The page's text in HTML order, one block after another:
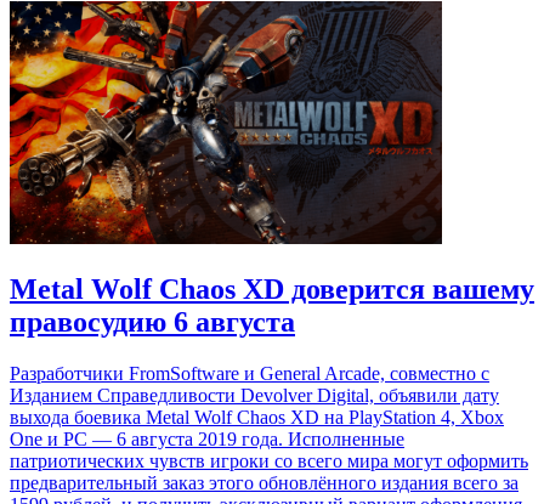
Metal Wolf Chaos XD доверится вашему
правосудию 6 августа
Разработчики FromSoftware и General Arcade, совместно с
Изданием Справедливости Devolver Digital, объявили дату
выхода боевика Metal Wolf Chaos XD на PlayStation 4, Xbox
One и PC — 6 августа 2019 года. Исполненные
патриотических чувств игроки со всего мира могут оформить
предварительный заказ этого обновлённого издания всего за